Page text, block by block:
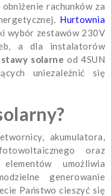
rachunków za
Hurtownia
wybór zestawów 230V
a dla instalatorów
solarne od 4SUN
uniezależnić się
akumulatora,
oraz
umożliwia
generowanie
Państwo cieszyć się